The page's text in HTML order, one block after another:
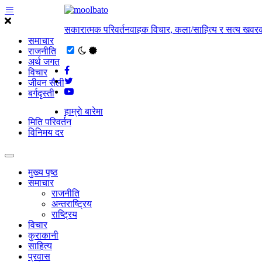
समाचार
राजनीति
अर्थ जगत
विचार
जीवन सैली
बर्गदृस्ती
सकारात्मक परिवर्तनवाहक विचार, कला/साहित्य र सत्य
हाम्राे बारेमा
मिति परिवर्तन
विनिमय दर
मुख्य पृष्ठ
समाचार
राजनीति
अन्तराष्ट्रिय
राष्ट्रिय
विचार
कुराकानी
साहित्य
प्रवास